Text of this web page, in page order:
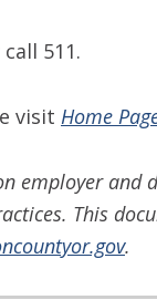
511.
visit Home
employer
This
.